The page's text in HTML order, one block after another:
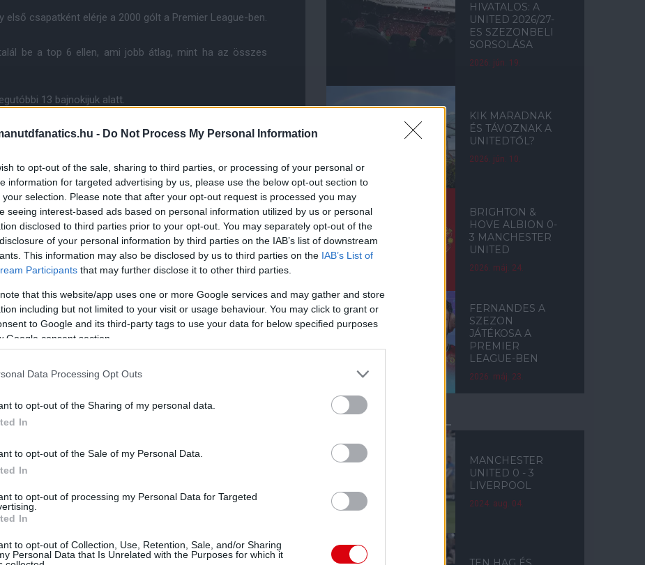
- Do Not Process My Personal Information
to opt-out of the sale, sharing to third parties, or processing of your personal or
information for targeted advertising by us, please use the below opt-out section to
your selection. Please note that after your opt-out request is processed you may
seeing interest-based ads based on personal information utilized by us or personal
disclosed to third parties prior to your opt-out. You may separately opt-out of the
of your personal information by third parties on the IAB’s list of downstream
This information may also be disclosed by us to third parties on the IAB’s List of
Participants that may further disclose it to other third parties.
that this website/app uses one or more Google services and may gather and store
including but not limited to your visit or usage behaviour. You may click to grant or
to Google and its third-party tags to use your data for below specified purposes
Google consent section.
Data Processing Opt Outs
to opt-out of the Sharing of my personal data.
In
to opt-out of the Sale of my Personal Data.
In
to opt-out of processing my Personal Data for Targeted
In
to opt-out of Collection, Use, Retention, Sale, and/or Sharing
Personal Data that Is Unrelated with the Purposes for which it
csapatként elérje a 2000 gólt a Premier League-ben.
be a top 6 ellen, ami jobb átlag, mint ha az összes
13 bajnokijuk alatt.
olyan PL-meccséből, melyeket a top 6 ellen vívott.
a legrosszabb szezonkezdete a klubnak.
döntetlen, 66 Pool győzelem, 275-255-ös gólarány a
12 döntetlen, 14 Pool siker, 76-60-as gólarány a
HIVATALOS: A
UNITED 2026/27-
ES SZEZONBELI
SORSOLÁSA
2026. jún. 19.
KIK MARADNAK
ÉS TÁVOZNAK A
UNITEDTŐL?
2026. jún. 10.
BRIGHTON &
HOVE ALBION 0-
3 MANCHESTER
UNITED
2026. máj. 24.
FERNANDES A
SZEZON
JÁTÉKOSA A
PREMIER
LEAGUE-BEN
2026. máj. 23.
LIVERPOOL
MANCHESTER
UNITED 0 - 3
LIVERPOOL
2024. aug. 04.